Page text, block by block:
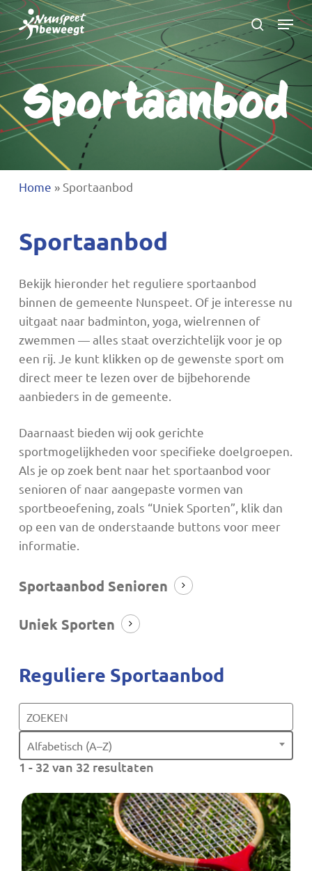
Ga
naar
hoofdinhoud
zoeken
Menu
Sportaanbod
Home » Sportaanbod
Sportaanbod
Bekijk hieronder het reguliere sportaanbod
binnen de gemeente Nunspeet. Of je interesse nu
uitgaat naar badminton, yoga, wielrennen of
zwemmen — alles staat overzichtelijk voor je op
een rij. Je kunt klikken op de gewenste sport om
direct meer te lezen over de bijbehorende
aanbieders in de gemeente.
Daarnaast bieden wij ook gerichte
sportmogelijkheden voor specifieke doelgroepen.
Als je op zoek bent naar het sportaanbod voor
senioren of naar aangepaste vormen van
sportbeoefening, zoals “Uniek Sporten”, klik dan
op een van de onderstaande buttons voor meer
informatie.
Sportaanbod Senioren
Uniek Sporten
Reguliere Sportaanbod
Alfabetisch (A–Z)
1 - 32 van 32 resultaten
Menu